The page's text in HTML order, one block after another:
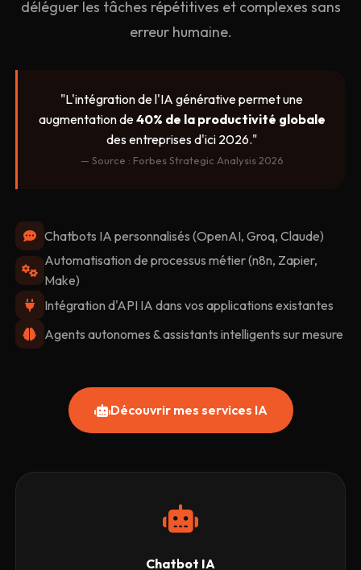
déléguer les tâches répétitives et complexes sans
erreur humaine.
"L'intégration de l'IA générative permet une
augmentation de40% de la productivité globale
des entreprises d'ici 2026."
— Source : Forbes Strategic Analysis 2026
Chatbots IA personnalisés (OpenAI, Groq, Claude)
Automatisation de processus métier (n8n, Zapier,
Make)
Intégration d'API IA dans vos applications existantes
Agents autonomes & assistants intelligents sur mesure
Découvrir mes services IA
Chatbot IA